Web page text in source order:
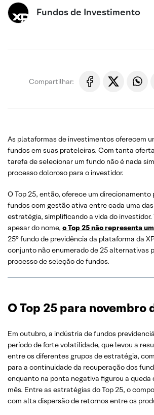
Fundos de Investimento
Compartilhar:
As plataformas de investimentos oferecem
fundos em suas prateleiras. Com tanta
tarefa de selecionar um fundo não é nada
processo doloroso para o investidor.
O Top 25, então, oferece um direcionamento
fundos com gestão ativa entre cada uma
estratégia, simplificando a vida do investidor.
apesar do nome, o Top 25 não representa
25° fundo de previdência da plataforma da
conjunto não enumerado de 25 alternativas
processo de seleção de fundos.
O Top 25 para novembro
Em outubro, a indústria de fundos
período de forte volatilidade, que levou a
entre os diferentes grupos de estratégia,
para a continuidade da recuperação dos
enquanto na ponta negativa figurou a queda
mês. Entre as estratégias do Top 25, o
com alta dispersão de retornos entre os